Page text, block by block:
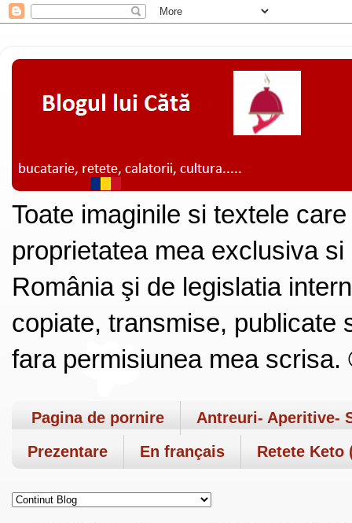
Toate imaginile si textele
proprietatea mea exclusiva
România şi de legislatia
copiate, transmise, publicate
fara permisiunea mea
Pagina de pornire
Antreuri- Aperitive-
Prezentare
En français Retete Keto